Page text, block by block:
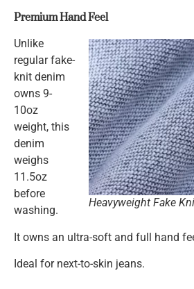
Premium Hand Feel
Heavyweight Fake
Unlike
regular fake-
knit denim
owns 9-
10oz
weight, this
denim
weighs
11.5oz
before
washing.
It owns an ultra-soft and full hand
Ideal for next-to-skin jeans.